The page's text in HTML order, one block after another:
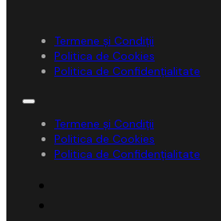
Termene și Condiții
Politica de Cookies
Politica de Confidențialitate
Termene și Condiții
Politica de Cookies
Politica de Confidențialitate